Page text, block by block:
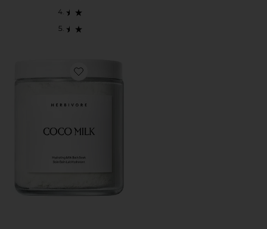
Favorite SABONETE LÍQUIDO PARA BANHO